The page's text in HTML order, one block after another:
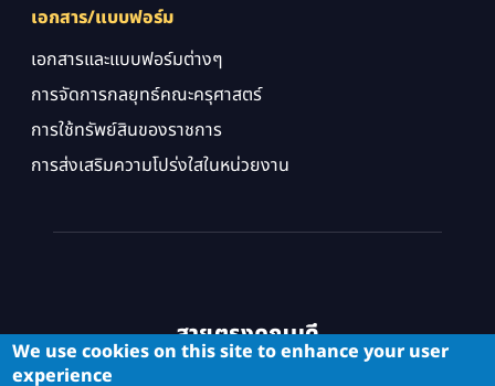
เอกสาร/แบบฟอร์ม
เอกสารและแบบฟอร์มต่างๆ
การจัดการกลยุทธ์คณะครุศาสตร์
การใช้ทรัพย์สินของราชการ
การส่งเสริมความโปร่งใสในหน่วยงาน
สายตรงคณบดี
We use cookies on this site to enhance your user
experience